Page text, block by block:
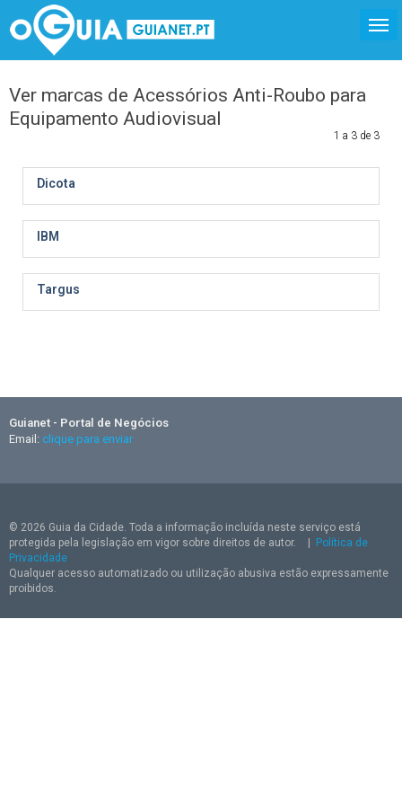
Ver marcas de Acessórios Anti-Roubo para
Equipamento Audiovisual
1 a 3 de 3
Dicota
IBM
Targus
Guianet - Portal de Negócios
Email: clique para enviar
© 2026 Guia da Cidade. Toda a informação incluída neste serviço está
protegida pela legislação em vigor sobre direitos de autor.
Política de
Privacidade
Qualquer acesso automatizado ou utilização abusiva estão expressamente
proibidos.